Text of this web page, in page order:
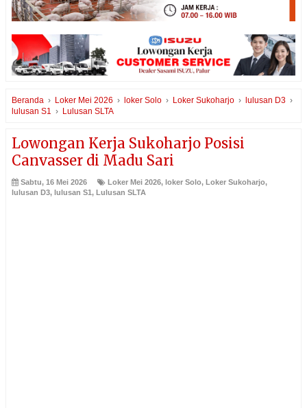
Beranda › Loker Mei 2026 › loker Solo › Loker Sukoharjo › lulusan D3 ›
lulusan S1
› Lulusan SLTA
Lowongan Kerja Sukoharjo Posisi
Canvasser di Madu Sari
Sabtu, 16 Mei 2026 Loker Mei 2026, loker Solo, Loker Sukoharjo,
lulusan D3, lulusan S1, Lulusan SLTA